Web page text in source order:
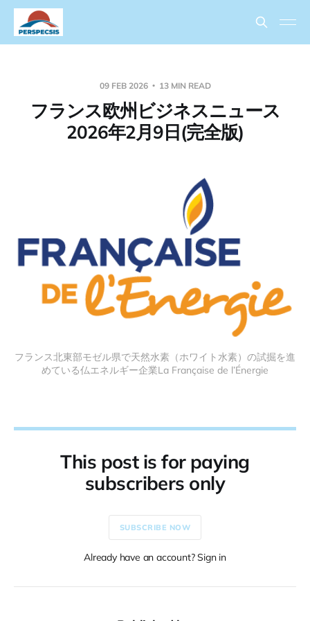
09 FEB 2026 13 MIN READ
フランス欧州ビジネスニュース
2026年2月9日(完全版)
フランス北東部モゼル県で天然水素（ホワイト水素）の試掘を進
めている仏エネルギー企業La Française de l’Énergie
This post is for paying
subscribers only
SUBSCRIBE NOW
Already have an account? Sign in